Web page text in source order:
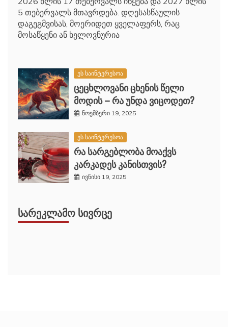
5 თებერვალს მთავრდება. დღესასწაულის
დაგეგმვისას, მოერიდეთ ყველაფერს, რაც
მოსაწყენი ან ხელოვნურია
ეს საინტერესოა
ცეცხლოვანი ცხენის წელი
მოდის – რა უნდა ვიცოდეთ?
ნოემბერი 19, 2025
ეს საინტერესოა
რა სარგებლობა მოაქვს
კარკადეს კანისთვის?
ივნისი 19, 2025
ᲡᲐᲠᲔᲙᲚᲐᲛᲝ ᲡᲘᲕᲠᲪᲔ